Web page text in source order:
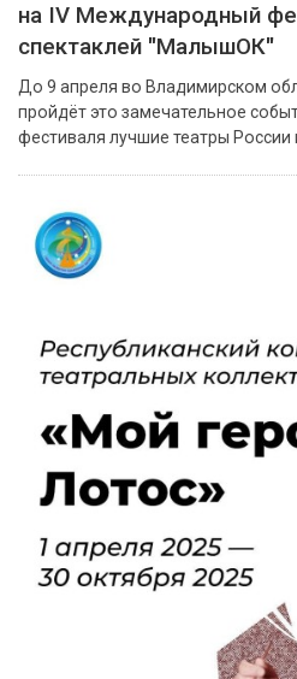
на IV Международный
спектаклей "МалышОК"
До 9 апреля во Владимирском
пройдёт это замечательное
фестиваля лучшие театры России